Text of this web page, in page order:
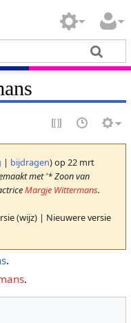
| bijdragen)op 22 mrt
met '* Zoon van
Margje Wittermans.
(wijz) | Nieuwere versie
.
.